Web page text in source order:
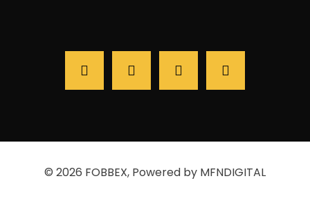
© 2026 FOBBEX, Powered by MFNDIGITAL